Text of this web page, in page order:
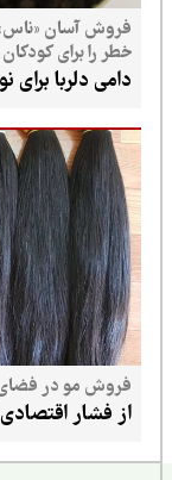
فروش آسان «ناس» و
خطر را برای کودکان و
دامی دلربا برای
فروش مو در فضای
از فشار اقتصادی تا